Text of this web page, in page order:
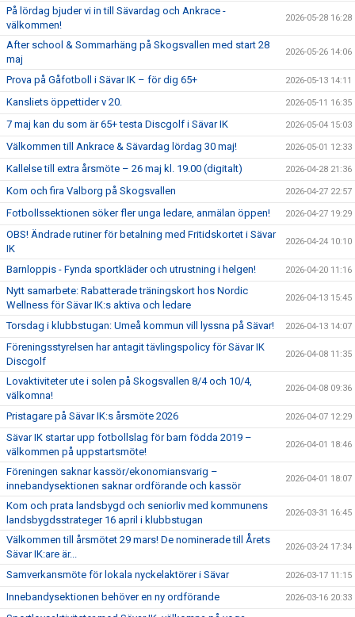
På lördag bjuder vi in till Sävardag och Ankrace -
välkommen!
2026-05-28 16:28
After school & Sommarhäng på Skogsvallen med start 28
maj
2026-05-26 14:06
Prova på Gåfotboll i Sävar IK – för dig 65+ 2026-05-13 14:11
Kansliets öppettider v 20. 2026-05-11 16:35
7 maj kan du som är 65+ testa Discgolf i Sävar IK 2026-05-04 15:03
Välkommen till Ankrace & Sävardag lördag 30 maj! 2026-05-01 12:33
Kallelse till extra årsmöte – 26 maj kl. 19.00 (digitalt) 2026-04-28 21:36
Kom och fira Valborg på Skogsvallen 2026-04-27 22:57
Fotbollssektionen söker fler unga ledare, anmälan öppen! 2026-04-27 19:29
OBS! Ändrade rutiner för betalning med Fritidskortet i Sävar
IK
2026-04-24 10:10
Barnloppis - Fynda sportkläder och utrustning i helgen! 2026-04-20 11:16
Nytt samarbete: Rabatterade träningskort hos Nordic
Wellness för Sävar IK:s aktiva och ledare
2026-04-13 15:45
Torsdag i klubbstugan: Umeå kommun vill lyssna på Sävar! 2026-04-13 14:07
Föreningsstyrelsen har antagit tävlingspolicy för Sävar IK
Discgolf
2026-04-08 11:35
Lovaktiviteter ute i solen på Skogsvallen 8/4 och 10/4,
välkomna!
2026-04-08 09:36
Pristagare på Sävar IK:s årsmöte 2026 2026-04-07 12:29
Sävar IK startar upp fotbollslag för barn födda 2019 –
välkommen på uppstartsmöte!
2026-04-01 18:46
Föreningen saknar kassör/ekonomiansvarig –
innebandysektionen saknar ordförande och kassör
2026-04-01 18:07
Kom och prata landsbygd och seniorliv med kommunens
landsbygdsstrateger 16 april i klubbstugan
2026-03-31 16:45
Välkommen till årsmötet 29 mars! De nominerade till Årets
Sävar IK:are är...
2026-03-24 17:34
Samverkansmöte för lokala nyckelaktörer i Sävar 2026-03-17 11:15
Innebandysektionen behöver en ny ordförande 2026-03-16 20:33